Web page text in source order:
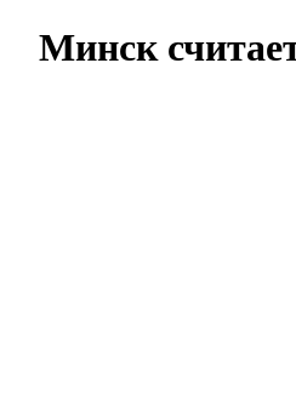
Минск